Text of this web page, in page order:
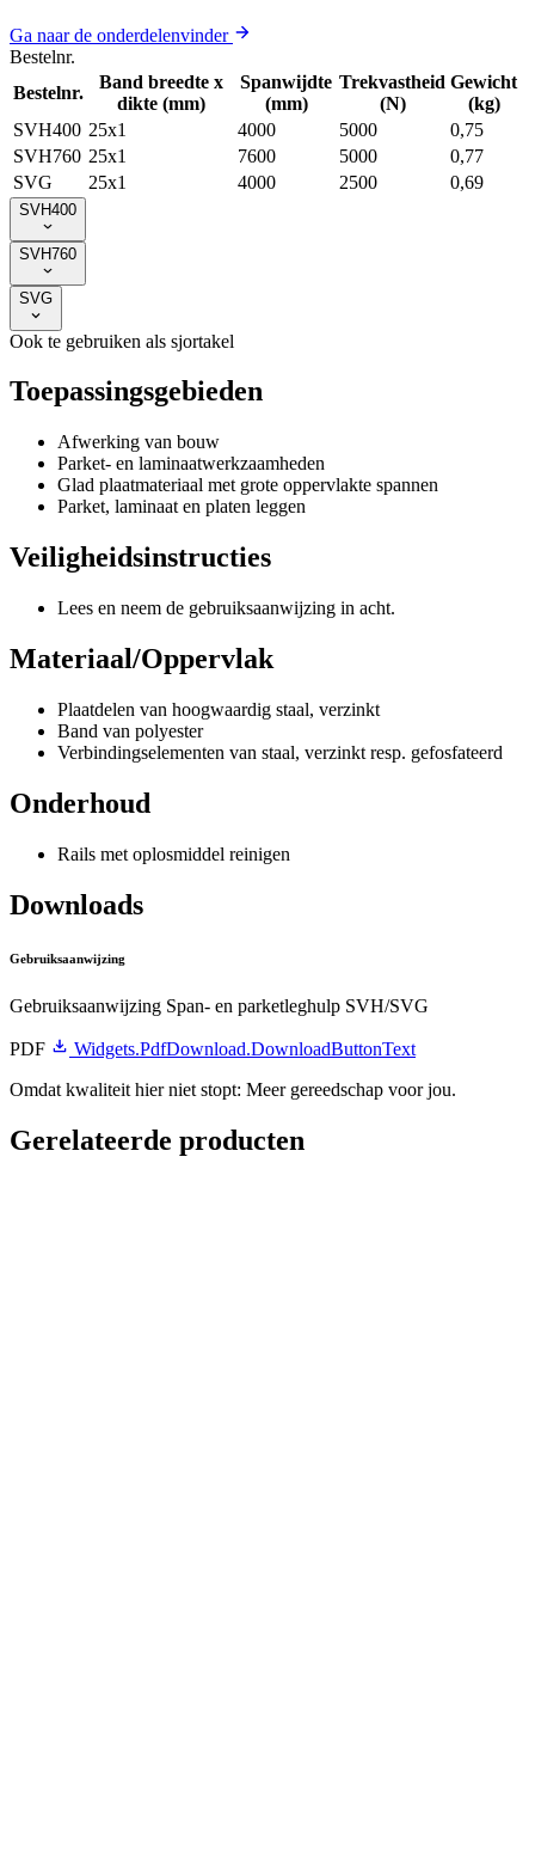
Ga naar de onderdelenvinder
Bestelnr.
Bestelnr.
Band breedte x
dikte (mm)
Spanwijdte
(mm)
Trekvastheid
(N)
Gewicht
(kg)
SVH400 25x1 4000 5000
0,75
SVH760 25x1 7600 5000
0,77
SVG
25x1 4000 2500 0,69
SVH400
SVH760
SVG
Ook te gebruiken als sjortakel
Toepassingsgebieden
Afwerking van bouw
Parket- en laminaatwerkzaamheden
Glad plaatmateriaal met grote oppervlakte spannen
Parket, laminaat en platen leggen
Veiligheidsinstructies
Lees en neem de gebruiksaanwijzing in acht.
Materiaal/Oppervlak
Plaatdelen van hoogwaardig staal, verzinkt
Band van polyester
Verbindingselementen van staal, verzinkt resp. gefosfateerd
Onderhoud
Rails met oplosmiddel reinigen
Downloads
Gebruiksaanwijzing
Gebruiksaanwijzing Span- en parketleghulp SVH/SVG
PDF
Widgets.PdfDownload.DownloadButtonText
Omdat kwaliteit hier niet stopt: Meer gereedschap voor jou.
Gerelateerde producten